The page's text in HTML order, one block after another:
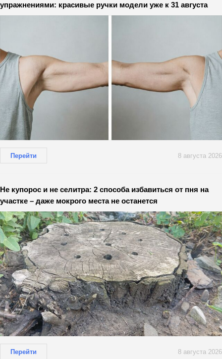
упражнениями: красивые ручки модели уже к 31 августа
Перейти 8 августа 2026
Не купорос и не селитра: 2 способа избавиться от пня на
участке – даже мокрого места не останется
Перейти 8 августа 2026